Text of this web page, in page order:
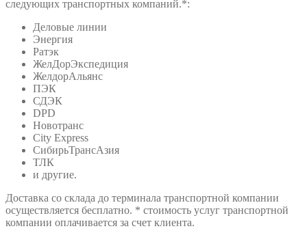
следующих транспортных компаний.*:
Деловые линии
Энергия
Ратэк
ЖелДорЭкспедиция
ЖелдорАльянс
ПЭК
СДЭК
DPD
Новотранс
City Express
СибирьТрансАзия
ТЛК
и другие.
Доставка со склада до терминала транспортной компании
осуществляется бесплатно. * стоимость услуг транспортной
компании оплачивается за счет клиента.